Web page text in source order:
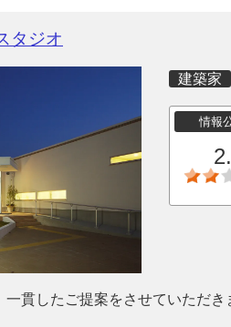
タジオ
建築家
情報
貫したご提案をさせていただき